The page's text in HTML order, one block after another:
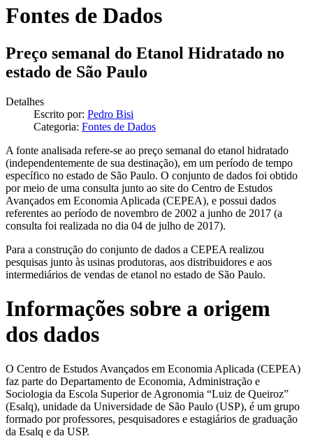
Fontes de Dados
Preço semanal do Etanol Hidratado no
estado de São Paulo
Detalhes
Escrito por: Pedro Bisi
Categoria: Fontes de Dados
A fonte analisada refere-se ao preço semanal do etanol hidratado
(independentemente de sua destinação), em um período de tempo
específico no estado de São Paulo. O conjunto de dados foi obtido
por meio de uma consulta junto ao site do Centro de Estudos
Avançados em Economia Aplicada (CEPEA), e possui dados
referentes ao período de novembro de 2002 a junho de 2017 (a
consulta foi realizada no dia 04 de julho de 2017).
Para a construção do conjunto de dados a CEPEA realizou
pesquisas junto às usinas produtoras, aos distribuidores e aos
intermediários de vendas de etanol no estado de São Paulo.
Informações sobre a origem
dos dados
O Centro de Estudos Avançados em Economia Aplicada (CEPEA)
faz parte do Departamento de Economia, Administração e
Sociologia da Escola Superior de Agronomia “Luiz de Queiroz”
(Esalq), unidade da Universidade de São Paulo (USP), é um grupo
formado por professores, pesquisadores e estagiários de graduação
da Esalq e da USP.